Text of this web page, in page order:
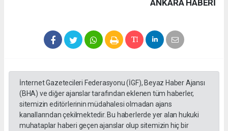
ANKARA HABERİ
İnternet Gazetecileri Federasyonu (İGF), Beyaz Haber Ajansı
(BHA) ve diğer ajanslar tarafından eklenen tüm haberler,
sitemizin editörlerinin müdahalesi olmadan ajans
kanallarından çekilmektedir. Bu haberlerde yer alan hukuki
muhataplar haberi geçen ajanslar olup sitemizin hiç bir